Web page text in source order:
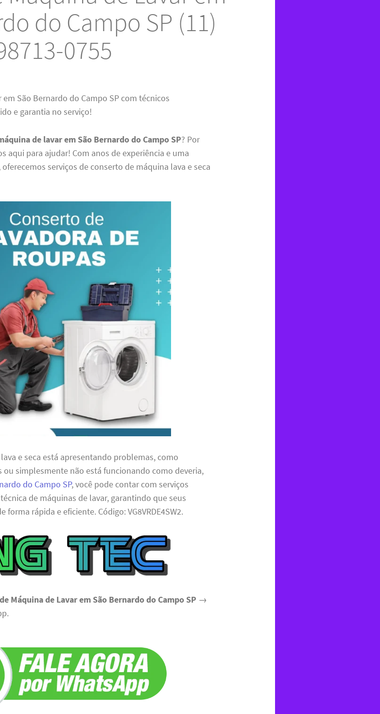
do Campo SP (11)
0755
São Bernardo do Campo SP com técnicos
e garantia no serviço!
de lavar em São Bernardo do Campo SP? Por
aqui para ajudar! Com anos de experiência e uma
serviços de conserto de máquina lava e seca
e seca está apresentando problemas, como
simplesmente não está funcionando como deveria,
do Campo SP, você pode contar com serviços
de máquinas de lavar, garantindo que seus
rápida e eficiente. Código: VG8VRDE4SW2.
Máquina de Lavar em São Bernardo do Campo SP →